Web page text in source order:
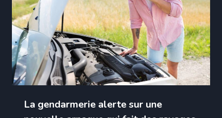
La gendarmerie alerte sur une